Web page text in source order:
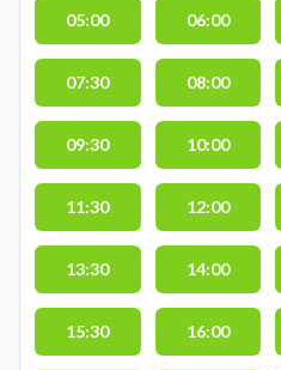
05:00 06:00
07:30 08:00
09:30 10:00
11:30 12:00
13:30 14:00
15:30 16:00